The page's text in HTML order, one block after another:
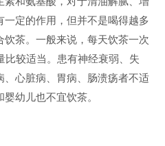
定的作用，但并不是喝得越多
茶。一般来说，每天饮茶一次
比较适当。患有神经衰弱、失
心脏病、胃病、肠溃疡者不适
幼儿也不宜饮茶。